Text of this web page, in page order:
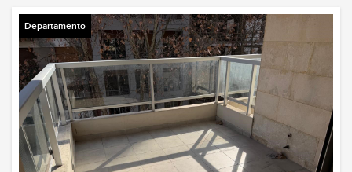
Departamento